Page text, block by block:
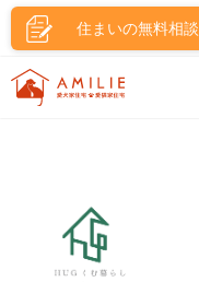
住まいの無料相談